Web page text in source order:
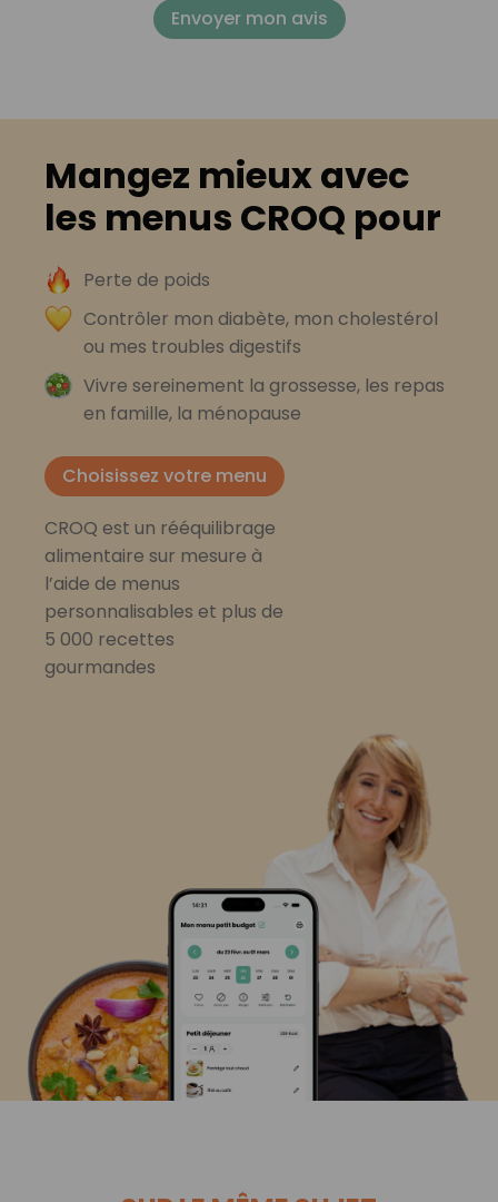
Envoyer mon avis
Mangez mieux avec
les menus CROQ pour
Perte de poids
Contrôler mon diabète, mon cholestérol
ou mes troubles digestifs
Vivre sereinement la grossesse, les repas
en famille, la ménopause
Choisissez votre menu
CROQ est un rééquilibrage
alimentaire sur mesure à
l’aide de menus
personnalisables et plus de
5 000 recettes
gourmandes